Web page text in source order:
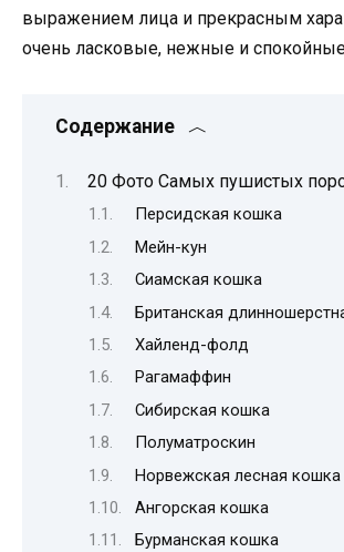
выражением лица и прекрасным
очень ласковые, нежные и
Содержание
20 Фото Самых пушистых
Персидская кошка
Мейн-кун
Сиамская кошка
Британская
Хайленд-фолд
Рагамаффин
Сибирская кошка
Полуматроскин
Норвежская лесная кошка
Ангорская кошка
Бурманская кошка